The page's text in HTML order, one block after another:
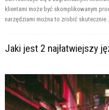
klientami może być skomplikowanym
narzędziami można to zrobić
Jaki jest 2 najłatwiejszy